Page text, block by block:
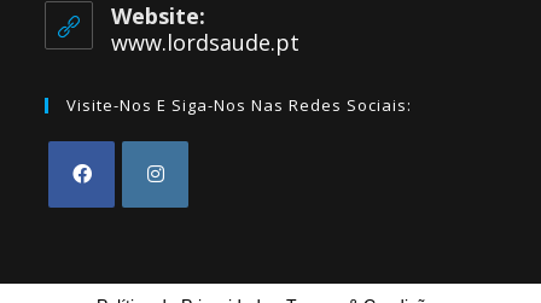
Website:
www.lordsaude.pt
Visite-Nos E Siga-Nos Nas Redes Sociais:
a
a